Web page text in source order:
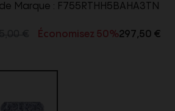
Marque : F755RTHH5BAHA3TN
Économisez 50%297,50 €